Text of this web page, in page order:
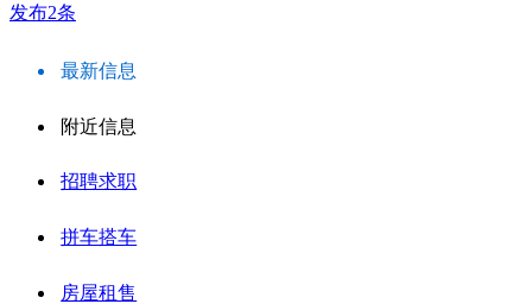
发布2条
最新信息
附近信息
招聘求职
拼车搭车
房屋租售